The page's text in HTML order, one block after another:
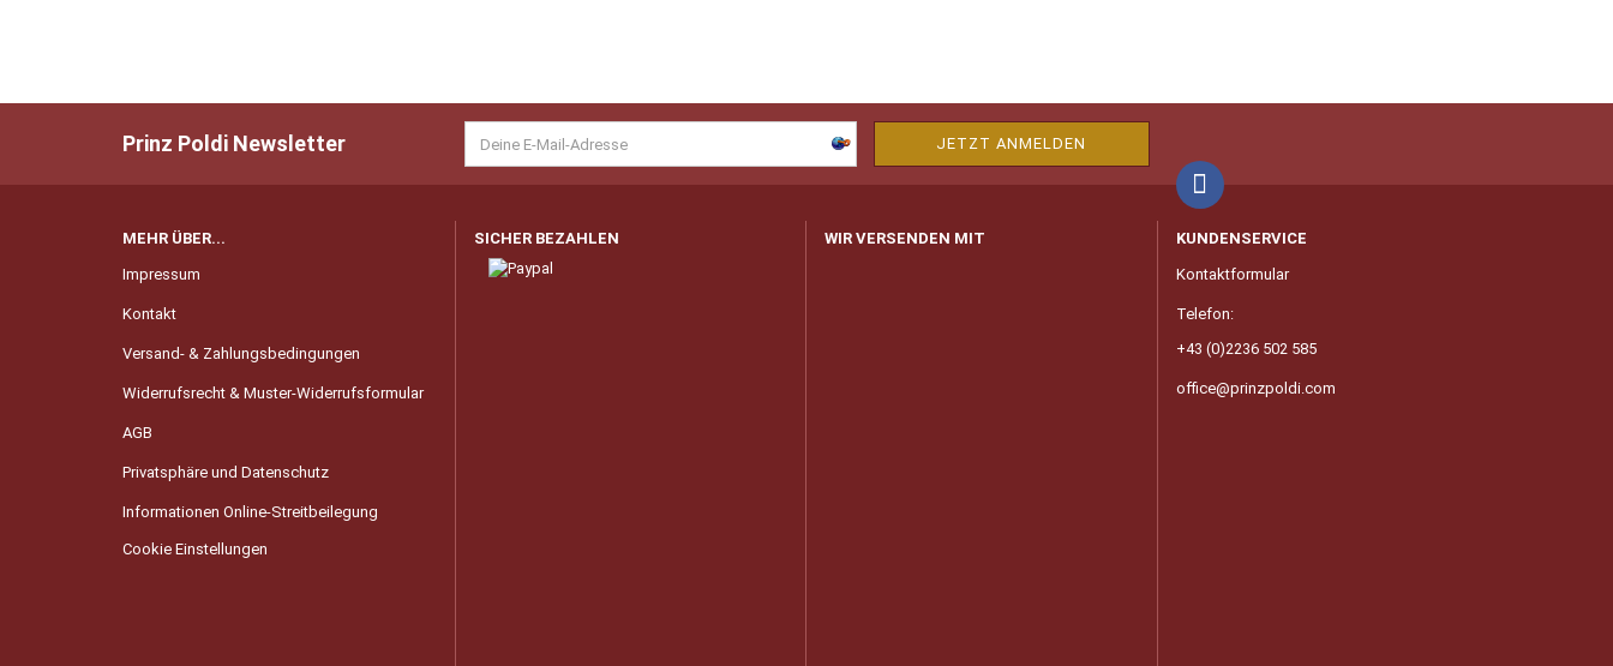
Prinz Poldi Newsletter
MEHR ÜBER...
Impressum
Kontakt
Versand- & Zahlungsbedingungen
Widerrufsrecht & Muster-Widerrufsformular
AGB
Privatsphäre und Datenschutz
Informationen Online-Streitbeilegung
Cookie Einstellungen
SICHER BEZAHLEN WIR VERSENDEN MIT
KUNDENSERVICE
Kontaktformular
Telefon:
+43 (0)2236 502 585
office@prinzpoldi.com